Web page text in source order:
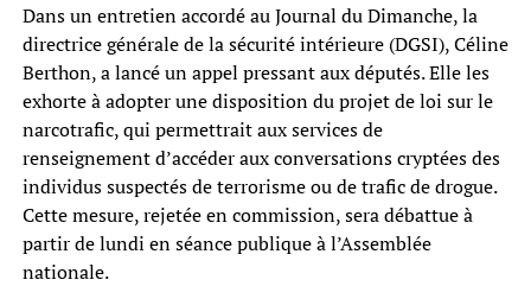
Dans un entretien accordé au Journal du Dimanche, la
directrice générale de la sécurité intérieure (DGSI), Céline
Berthon, a lancé un appel pressant aux députés. Elle les
exhorte à adopter une disposition du projet de loi sur le
narcotrafic, qui permettrait aux services de
renseignement d’accéder aux conversations cryptées des
individus suspectés de terrorisme ou de trafic de drogue.
Cette mesure, rejetée en commission, sera débattue à
partir de lundi en séance publique à l’Assemblée
nationale.